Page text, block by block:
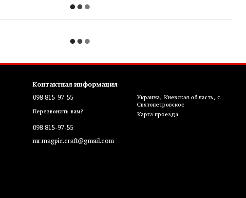
Контактная информация
098 815-97-55
Перезвонить вам?
098 815-97-55
mr.magpie.craft@gmail.com
Украина, Киевская область, с.
Святопетровское
Карта проезда